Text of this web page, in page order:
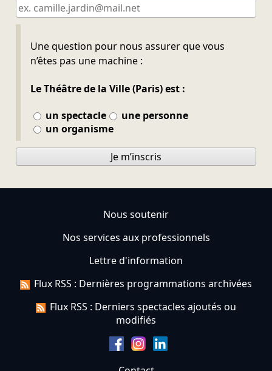
Une question pour nous assurer que vous
n’êtes pas une machine :
Le Théâtre de la Ville (Paris) est :
un spectacle
une personne
un organisme
Ne pas remplir
Je m’inscris
Nous soutenir
Nos services aux professionnels
Lettre d'information
Flux RSS : Dernières programmations archivées
Flux RSS : Derniers spectacles ajoutés ou
modifiés